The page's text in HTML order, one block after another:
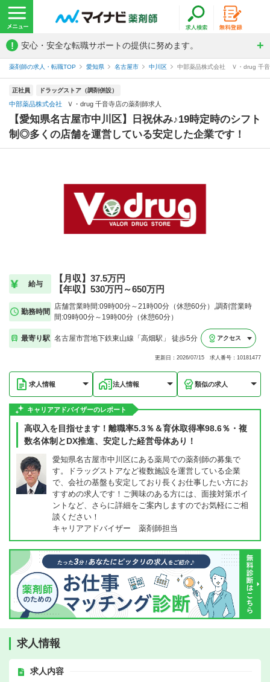
! 安心・安全な転職サポートの提供に努めます。
薬剤師の求人・転職TOP 愛知県 名古屋市 中川区 中部薬品株式会社 Ｖ・drug 千
正社員 ドラッグストア（調剤併設）
中部薬品株式会社 Ｖ・drug 千音寺店の薬剤師求人
【愛知県名古屋市中川区】日祝休み♪19時定時のシフト
制◎多くの店舗を運営している安定した企業です！
給与
【月収】37.5万円
【年収】530万円～650万円
勤務時間
店舗営業時間:09時00分～21時00分（休憩60分）,調剤営業時
間:09時00分～19時00分（休憩60分）
最寄り駅 名古屋市営地下鉄東山線「高畑駅」 徒歩5分 アクセス
更新日：2026/07/15 求人番号：10181477
求人情報 法人情報 類似の求人
キャリアアドバイザーのレポート
高収入を目指せます！離職率5.3％＆育休取得率98.6％・複
数名体制とDX推進、安定した経営母体あり！
愛知県名古屋市中川区にある薬局での薬剤師の募集で
す。ドラッグストアなど複数施設を運営している企業
で、会社の基盤も安定しており長くお仕事したい方にお
すすめの求人です！ご興味のある方には、面接対策ポイ
ントなど、さらに詳細をご案内しますのでお気軽にご相
談ください！
キャリアアドバイザー 薬剤師担当
求人情報
求人内容